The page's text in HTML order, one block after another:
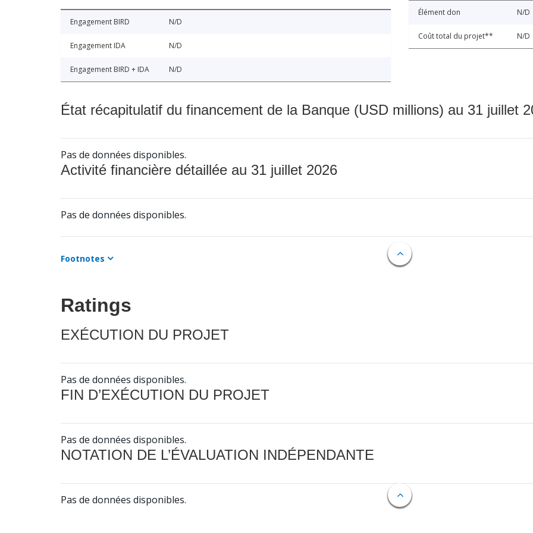
Engagement BIRD N/D
Engagement IDA N/D
Engagement BIRD + IDA N/D
Élément don N/D
Coût total du projet** N/D
État récapitulatif du financement de la Banque (USD millions) au 31 juillet
Pas de données disponibles.
Activité financière détaillée au 31 juillet 2026
Pas de données disponibles.
Footnotes
Ratings
EXÉCUTION DU PROJET
Pas de données disponibles.
FIN D’EXÉCUTION DU PROJET
Pas de données disponibles.
NOTATION DE L’ÉVALUATION INDÉPENDANTE
Pas de données disponibles.